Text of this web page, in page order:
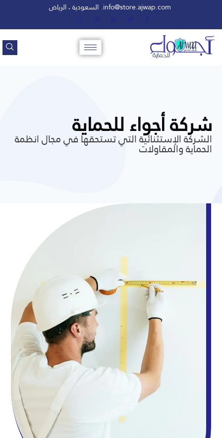
info@store.ajwap.com. السعودية ، الرياض
شركة أجواء للحماية
الشركة الإستثنائية التي تستحقها في مجال انظمة
الحماية والمقاولات